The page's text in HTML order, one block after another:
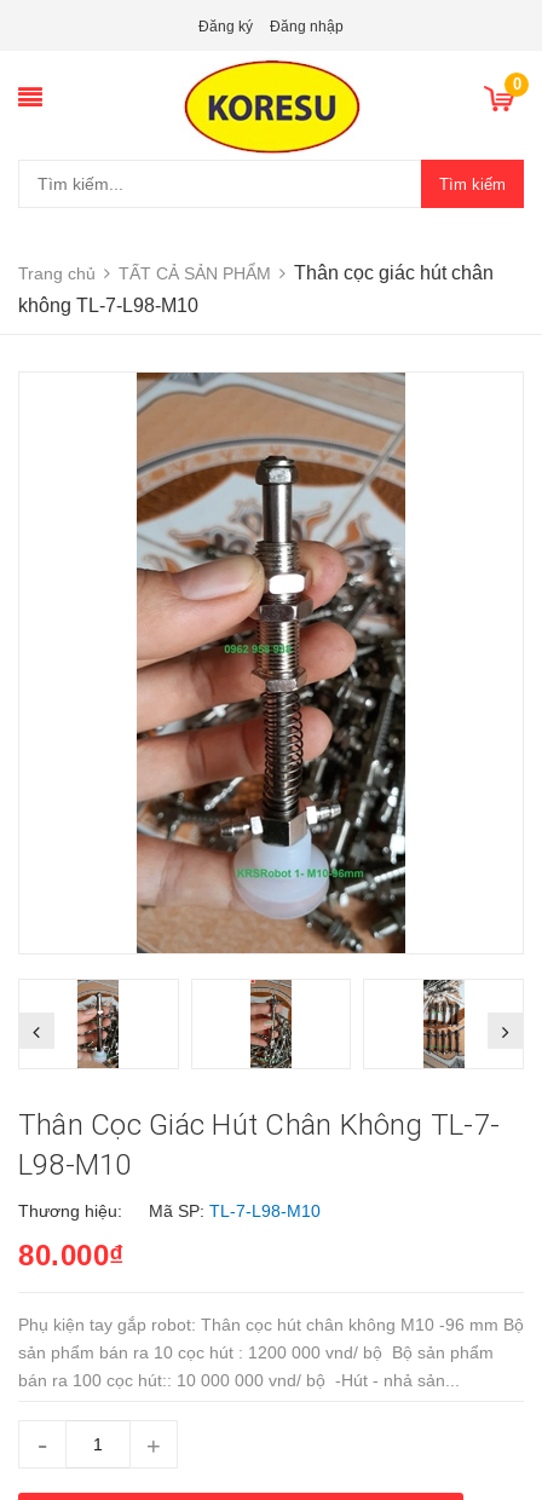
Đăng ký Đăng nhập
0
Tìm kiếm
Trang chủ TẤT CẢ SẢN PHẨM
Thân cọc giác hút chân
không TL-7-L98-M10
Thân Cọc Giác Hút Chân Không TL-7-
L98-M10
Thương hiệu: Mã SP: TL-7-L98-M10
80.000₫
Phụ kiện tay gắp robot: Thân cọc hút chân không M10 -96 mm Bộ
sản phẩm bán ra 10 cọc hút : 1200 000 vnd/ bộ Bộ sản phẩm
bán ra 100 cọc hút:: 10 000 000 vnd/ bộ -Hút - nhả sản...
- +